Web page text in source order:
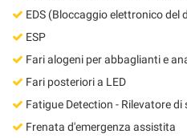
EDS (Bloccaggio elettronico del
ESP
Fari alogeni per abbaglianti e
Fari posteriori a LED
Fatigue Detection - Rilevatore
Frenata d'emergenza assistita